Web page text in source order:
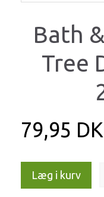
Bath
Tree
79,95
Læg i kurv